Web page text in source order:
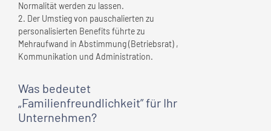
Normalität werden zu lassen.
2. Der Umstieg von pauschalierten zu
personalisierten Benefits führte zu
Mehraufwand in Abstimmung (Betriebsrat) ,
Kommunikation und Administration.
Was bedeutet
„Familienfreundlichkeit” für Ihr
Unternehmen?